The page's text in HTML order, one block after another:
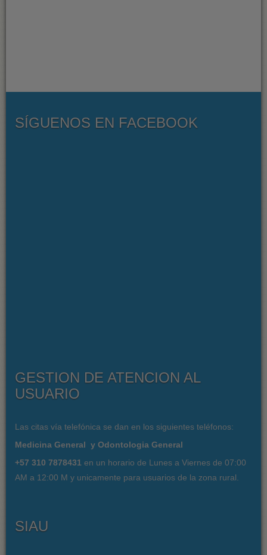
SÍGUENOS EN FACEBOOK
GESTION DE ATENCION AL
USUARIO
Las citas vía telefónica se dan en los siguientes teléfonos:
Medicina General y Odontologia General
+57 310 7878431 en un horario de Lunes a Viernes de 07:00
AM a 12:00 M y unicamente para usuarios de la zona rural.
SIAU